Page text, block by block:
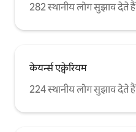
282 स्थानीय लोग सुझाव देते हैं
केयर्न्स एक्वेरियम
224 स्थानीय लोग सुझाव देते हैं